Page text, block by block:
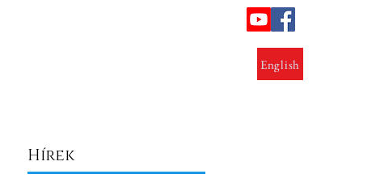
English
Hírek